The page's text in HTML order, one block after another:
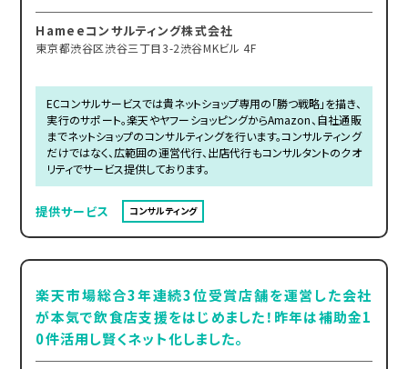
Hameeコンサルティング株式会社
東京都渋谷区渋谷三丁目3-2渋谷MKビル 4F
ECコンサルサービスでは貴ネットショップ専用の「勝つ戦略」を描き、
実行のサポート。楽天やヤフーショッピングからAmazon、自社通販
までネットショップのコンサルティングを行います。コンサルティング
だけではなく、広範囲の運営代行、出店代行もコンサルタントのクオ
リティでサービス提供しております。
提供サービス コンサルティング
楽天市場総合3年連続3位受賞店舗を運営した会社
が本気で飲食店支援をはじめました！昨年は補助金1
0件活用し賢くネット化しました。